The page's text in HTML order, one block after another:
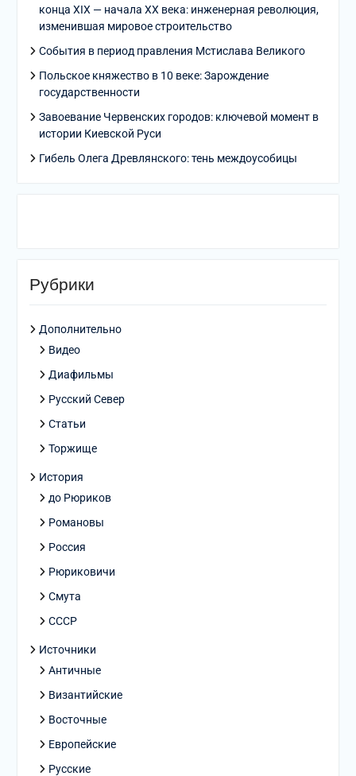
конца XIX — начала XX века: инженерная революция,
изменившая мировое строительство
События в период правления Мстислава Великого
Польское княжество в 10 веке: Зарождение
государственности
Завоевание Червенских городов: ключевой момент в
истории Киевской Руси
Гибель Олега Древлянского: тень междоусобицы
Рубрики
Дополнительно
Видео
Диафильмы
Русский Север
Статьи
Торжище
История
до Рюриков
Романовы
Россия
Рюриковичи
Смута
СССР
Источники
Античные
Византийские
Восточные
Европейские
Русские